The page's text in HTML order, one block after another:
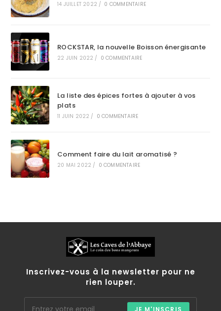
14 JUILLET 2022 / 0 COMMENTAIRE
ROCKSTAR, la nouvelle Boisson énergisante
22 JUIN 2022 / 0 COMMENTAIRE
La liste des épices fortes à ajouter à vos
plats
11 JUIN 2022 / 0 COMMENTAIRE
Comment faire du lait aromatisé ?
20 MAI 2022 / 0 COMMENTAIRE
Inscrivez-vous à la newsletter pour ne
rien louper.
JE M'INSCRIS